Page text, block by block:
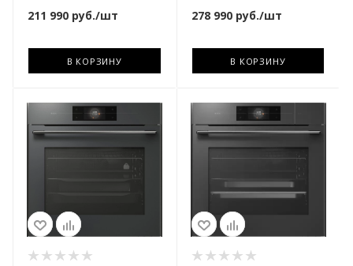
211 990 руб./шт
В КОРЗИНУ
278 990руб./шт
В КОРЗИНУ